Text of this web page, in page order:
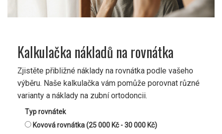
Kalkulačka nákladů na rovnátka
Zjistěte přibližné náklady na rovnátka podle vašeho
výběru. Naše kalkulačka vám pomůže porovnat různé
varianty a náklady na zubní ortodoncii.
Typ rovnátek
Kovová rovnátka (25 000 Kč - 30 000 Kč)